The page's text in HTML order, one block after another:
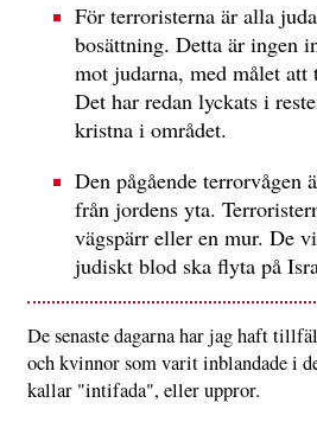
För terroristerna är alla
bosättning. Detta är ingen
mot judarna, med målet
Det har redan lyckats i
kristna i området.
Den pågående terrorvågen
från jordens yta.
vägspärr eller en mur. De
judiskt blod ska flyta på
De senaste dagarna har jag haft
och kvinnor som varit inblandade i
kallar "intifada", eller uppror.